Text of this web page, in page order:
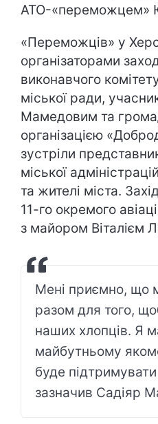
АТО-«переможцем»
«Переможців» у
організаторами
виконавчого
міської ради,
Мамедовим та
організацією
зустріли
міської
та жителі міста.
11-го окремого
з майором Віталієм
Мені приємно, що
разом для того,
наших хлопців. Я
майбутньому
буде
зазначив Садіяр